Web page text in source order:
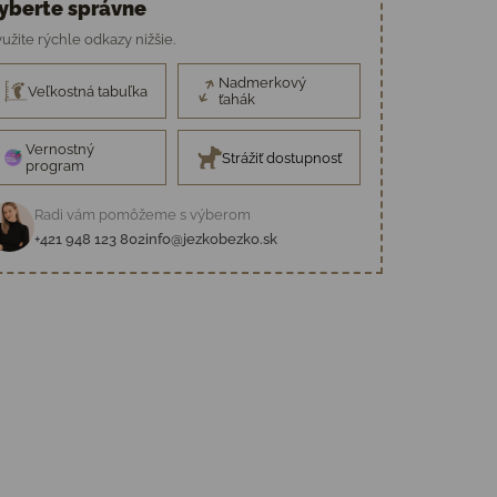
správne
rýchle odkazy nižšie.
Veľkostná tabuľka
Nadmerkový
ťahák
Vernostný
program
Strážiť dostupnosť
Radi vám pomôžeme s výberom
+421 948 123 802info@jezkobezko.sk